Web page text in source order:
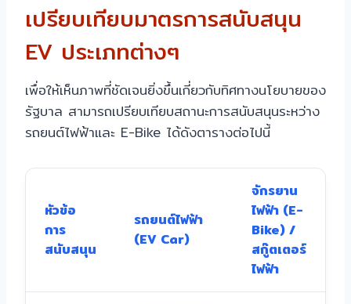
เปรียบเทียบมาตรการสนับสนุน
EV ประเภทต่างๆ
เพื่อให้เห็นภาพที่ชัดเจนยิ่งขึ้นเกี่ยวกับทิศทางนโยบายของ
รัฐบาล สามารถเปรียบเทียบสถานะการสนับสนุนระหว่าง
รถยนต์ไฟฟ้าและ E-Bike ได้ดังตารางต่อไปนี้
หัวข้อ
การ
สนับสนุน
รถยนต์ไฟฟ้า
(EV Car)
จักรยาน
ไฟฟ้า (E-
Bike) /
สกู๊ตเตอร์
ไฟฟ้า